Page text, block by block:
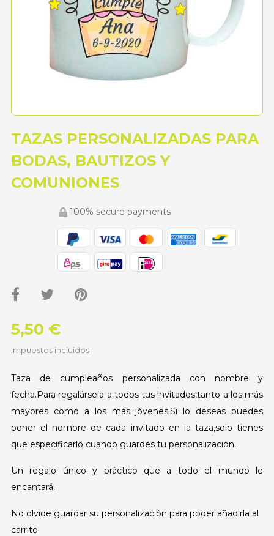
TAZAS PERSONALIZADAS PARA
BODAS, BAUTIZOS Y
COMUNIONES
100% secure payments
5,50 €
Impuestos incluidos
Taza de cumpleaños personalizada con nombre y
fecha.Para regalársela a todos tus invitados,tanto a los más
mayores como a los más jóvenes.Si lo deseas puedes
poner el nombre de cada invitado en la taza,solo tienes
que especificarlo cuando guardes tu personalización.
Un regalo único y práctico que a todo el mundo le
encantará.
No olvide guardar su personalización para poder añadirla al
carrito